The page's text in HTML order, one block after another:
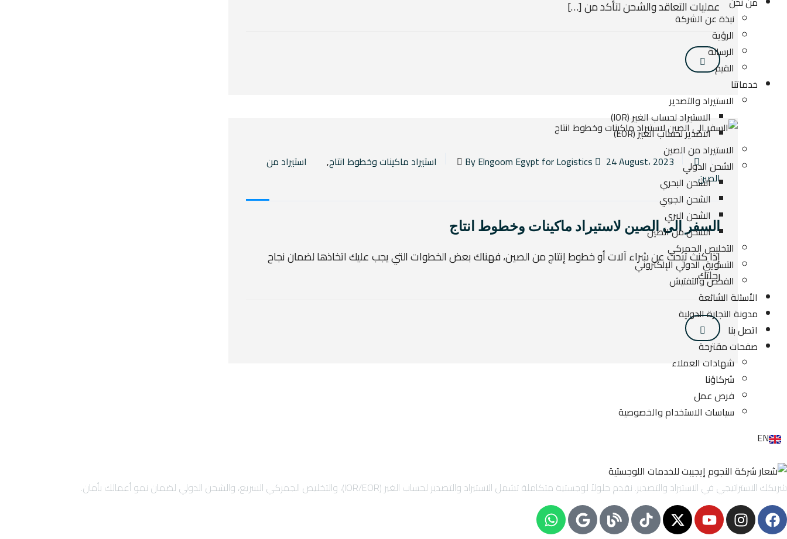
نبذة عن الشركة
الرؤية
الرسالة
القيم
خدماتنا
الاستيراد والتصدير
الاستيراد لحساب الغير (IOR)
التصدير لحساب الغير (EOR)
الاستيراد من الصين
الشحن الدولي
الشحن البحري
الشحن الجوي
الشحن البري
الشحن من الصين
التخليص الجمركي
التسويق الدولي الإلكتروني
الفحص والتفتيش
الأسئلة الشائعة
مدونة التجارة الدولية
اتصل بنا
صفحات مقترحة
شهادات العملاء
شركاؤنا
فرص عمل
سياسات الاستخدام والخصوصية
EN
عمليات التعاقد والشحن لتأكد من […]
By Elngoom Egypt for Logistics 24 August، 2023 استيراد ماكينات وخطوط انتاج,
استيراد من
الصين
السفر الى الصين لاستيراد ماكينات وخطوط انتاج
إذا كنت تبحث عن شراء آلات أو خطوط إنتاج من الصين، فهناك بعض الخطوات التي يجب عليك اتخاذها لضمان نجاح
رحلتك.
شريكك الاستراتيجي في الاستيراد والتصدير. نقدم حلولاً لوجستية متكاملة تشمل الاستيراد والتصدير لحساب الغير (IOR/EOR)، والتخليص الجمركي السريع، والشحن الدولي لضمان نمو أعمالك بأمان.